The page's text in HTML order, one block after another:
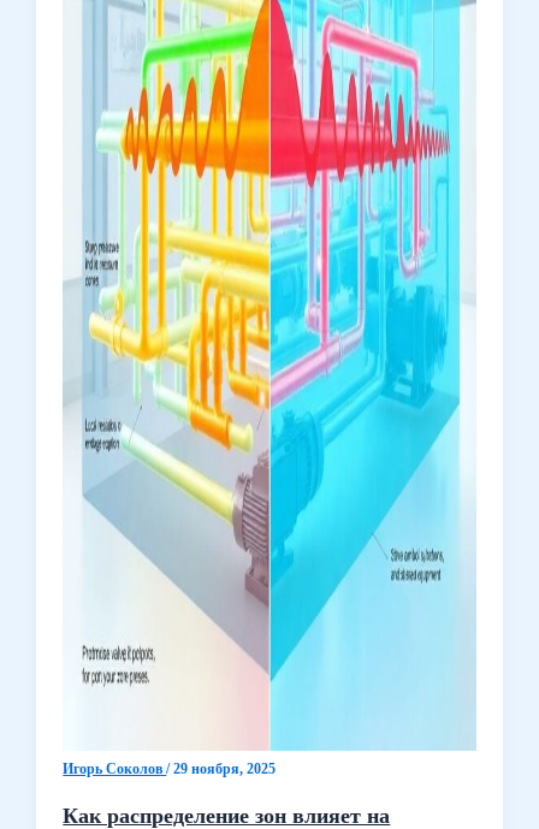
Игорь Соколов/29 ноября, 2025
Как распределение зон влияет на